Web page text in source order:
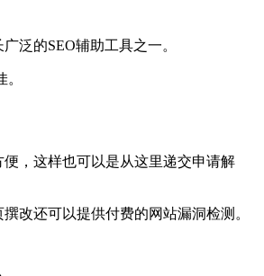
泛的SEO辅助工具之一。
，这样也可以是从这里递交申请解
改还可以提供付费的网站漏洞检测。